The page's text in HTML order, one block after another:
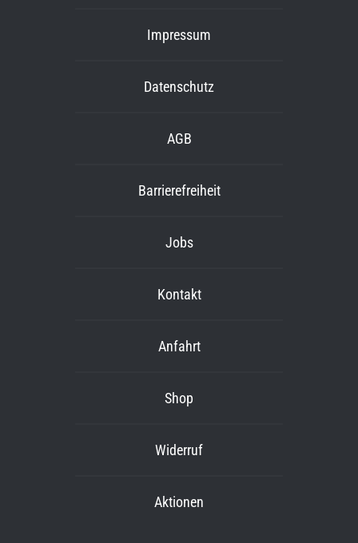
Impressum
Datenschutz
AGB
Barrierefreiheit
Jobs
Kontakt
Anfahrt
Shop
Widerruf
Aktionen